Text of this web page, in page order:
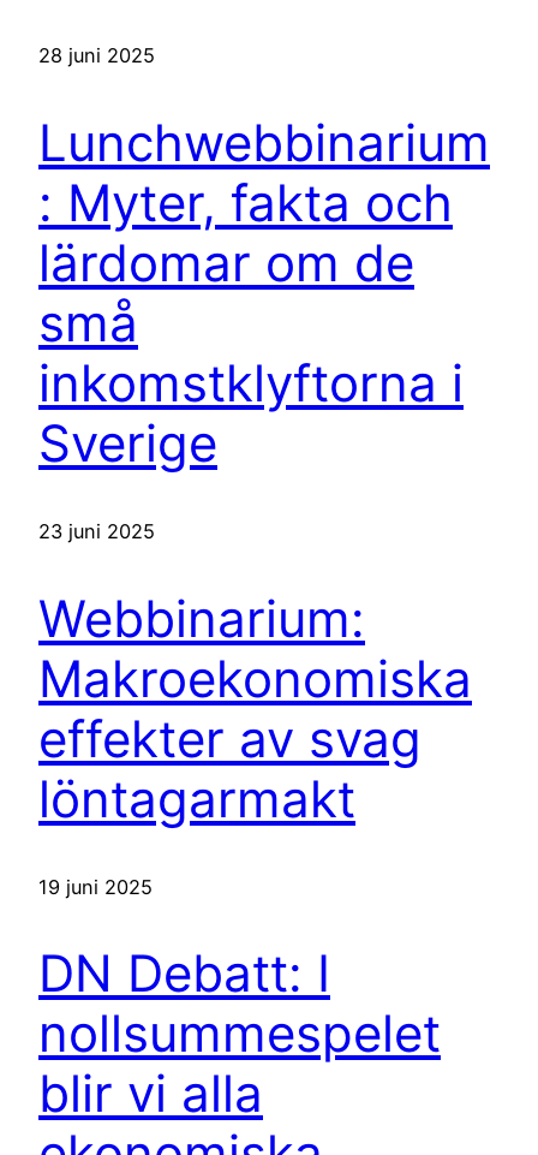
28 juni 2025
Lunchwebbinarium
: Myter, fakta och
lärdomar om de
små
inkomstklyftorna i
Sverige
23 juni 2025
Webbinarium:
Makroekonomiska
effekter av svag
löntagarmakt
19 juni 2025
DN Debatt: I
nollsummespelet
blir vi alla